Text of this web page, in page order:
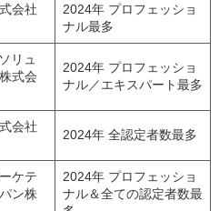
会社
2024年 プロフェッショ
ナル最多
リュ
式会
2024年 プロフェッショ
ナル／エキスパート最多
会社
2024年 全認定者数最多
ケテ
ン株
2024年 プロフェッショ
ナル＆全ての認定者数最